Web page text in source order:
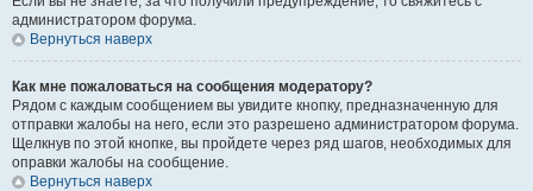
администратором форума.
Вернуться наверх
Как мне пожаловаться на сообщения модератору?
Рядом с каждым сообщением вы увидите кнопку, предназначенную для
отправки жалобы на него, если это разрешено администратором форума.
Щелкнув по этой кнопке, вы пройдете через ряд шагов, необходимых для
оправки жалобы на сообщение.
Вернуться наверх